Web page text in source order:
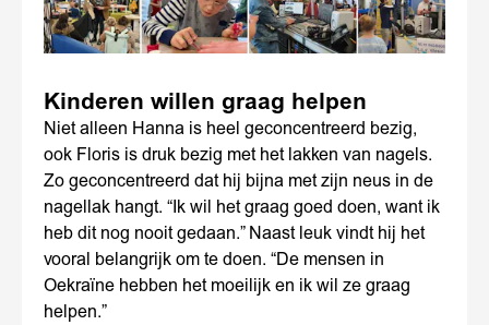
Kinderen willen graag helpen
Niet alleen Hanna is heel geconcentreerd bezig,
ook Floris is druk bezig met het lakken van nagels.
Zo geconcentreerd dat hij bijna met zijn neus in de
nagellak hangt. “Ik wil het graag goed doen, want ik
heb dit nog nooit gedaan.” Naast leuk vindt hij het
vooral belangrijk om te doen. “De mensen in
Oekraïne hebben het moeilijk en ik wil ze graag
helpen.”